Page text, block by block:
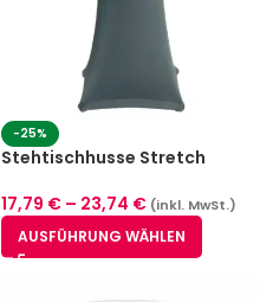
-25%
Stehtischhusse Stretch
17,79 € – 23,74 € (inkl. MwSt.)
AUSFÜHRUNG WÄHLEN